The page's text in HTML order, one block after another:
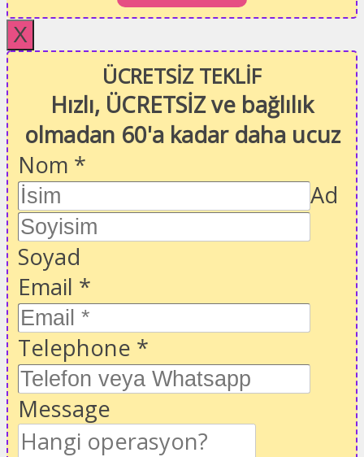
X
ÜCRETSİZ TEKLİF
Hızlı, ÜCRETSİZ ve bağlılık
olmadan 60'a kadar daha ucuz
Nom *
Ad
Soyad
Email *
Telephone *
Message